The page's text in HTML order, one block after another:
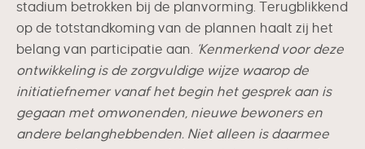
stadium betrokken bij de planvorming. Terugblikkend
op de totstandkoming van de plannen haalt zij het
belang van participatie aan. ‘Kenmerkend voor deze
ontwikkeling is de zorgvuldige wijze waarop de
initiatiefnemer vanaf het begin het gesprek aan is
gegaan met omwonenden, nieuwe bewoners en
andere belanghebbenden. Niet alleen is daarmee